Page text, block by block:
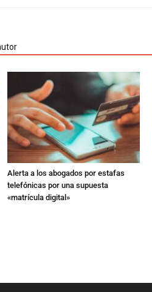
Alerta a los abogados por estafas
telefónicas por una supuesta
«matrícula digital»